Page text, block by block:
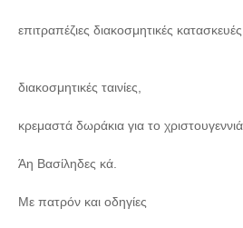
επιτραπέζιες διακοσμητικές
διακοσμητικές ταινίες,
κρεμαστά δωράκια για το
Άη Βασίληδες κά.
Με πατρόν και οδηγίες